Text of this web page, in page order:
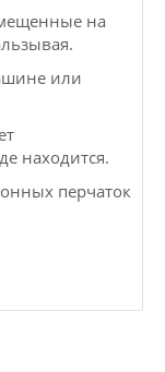
на
или
находится.
перчаток